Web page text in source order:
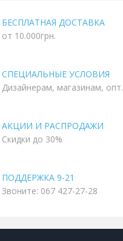
БЕСПЛАТНАЯ ДОСТАВКА
от 10.000грн.
СПЕЦИАЛЬНЫЕ УСЛОВИЯ
Дизайнерам, магазинам, опт.
АКЦИИ И РАСПРОДАЖИ
Скидки до 30%
ПОДДЕРЖКА 9-21
Звоните: 067 427-27-28